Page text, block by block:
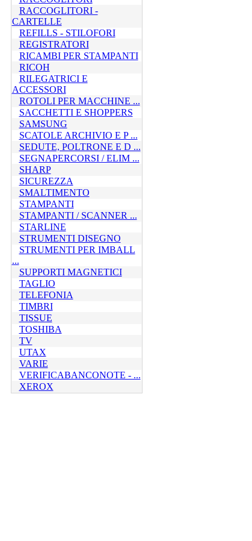
RACCOGLITORI -
CARTELLE
REFILLS - STILOFORI
REGISTRATORI
RICAMBI PER STAMPANTI
RICOH
RILEGATRICI E
ACCESSORI
ROTOLI PER MACCHINE ...
SACCHETTI E SHOPPERS
SAMSUNG
SCATOLE ARCHIVIO E P ...
SEDUTE, POLTRONE E D ...
SEGNAPERCORSI / ELIM ...
SHARP
SICUREZZA
SMALTIMENTO
STAMPANTI
STAMPANTI / SCANNER ...
STARLINE
STRUMENTI DISEGNO
STRUMENTI PER IMBALL
...
SUPPORTI MAGNETICI
TAGLIO
TELEFONIA
TIMBRI
TISSUE
TOSHIBA
TV
UTAX
VARIE
VERIFICABANCONOTE - ...
XEROX